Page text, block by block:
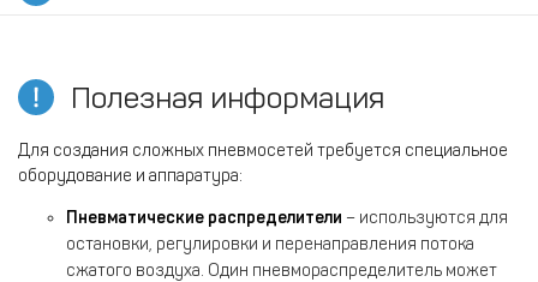
Полезная информация
Для создания сложных пневмосетей требуется специальное
оборудование и аппаратура:
Пневматические распределители – используются для
остановки, регулировки и перенаправления потока
сжатого воздуха. Один пневмораспределитель может